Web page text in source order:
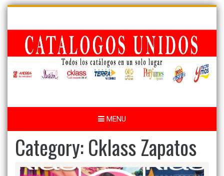
Skip
content
MENU
Category:Cklass Zapatos